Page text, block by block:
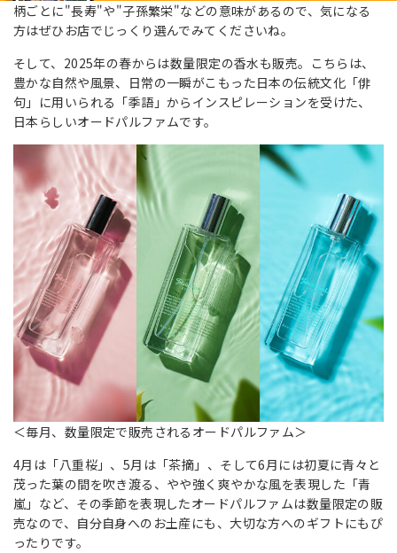
柄ごとに"長寿"や"子孫繁栄"などの意味があるので、気になる
方はぜひお店でじっくり選んでみてくださいね。
そして、2025年の春からは数量限定の香水も販売。こちらは、
豊かな自然や風景、日常の一瞬がこもった日本の伝統文化「俳
句」に用いられる「季語」からインスピレーションを受けた、
日本らしいオードパルファムです。
＜毎月、数量限定で販売されるオードパルファム＞
4月は「八重桜」、5月は「茶摘」、そして6月には初夏に青々と
茂った葉の間を吹き渡る、やや強く爽やかな風を表現した「青
嵐」など、その季節を表現したオードパルファムは数量限定の販
売なので、自分自身へのお土産にも、大切な方へのギフトにもぴ
ったりです。